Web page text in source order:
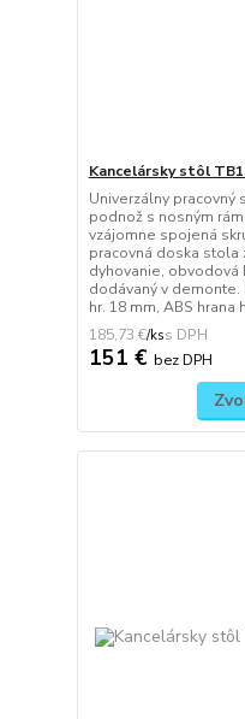
Kancelársky stôl
Univerzálny pracovný
podnož s nosným
vzájomne spojená
pracovná doska stola
dyhovanie, obvodová
dodávaný v demonte.
hr. 18 mm, ABS hrana
185,73 €/ks
151 € bez DPH